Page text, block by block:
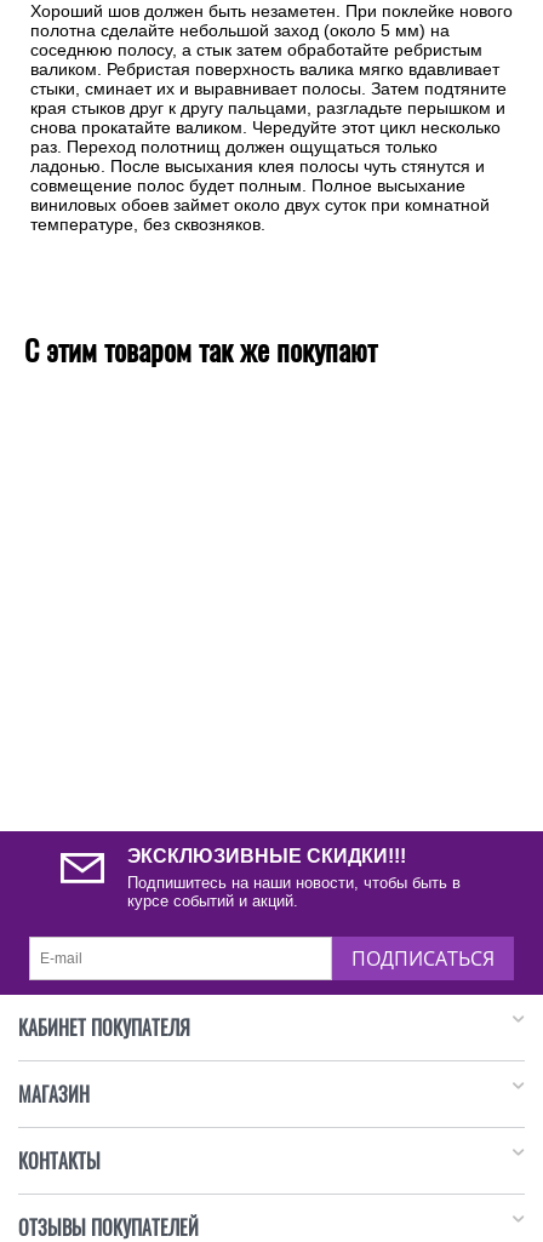
Хороший шов должен быть незаметен. При поклейке нового
полотна сделайте небольшой заход (около 5 мм) на
соседнюю полосу, а стык затем обработайте ребристым
валиком. Ребристая поверхность валика мягко вдавливает
стыки, сминает их и выравнивает полосы. Затем подтяните
края стыков друг к другу пальцами, разгладьте перышком и
снова прокатайте валиком. Чередуйте этот цикл несколько
раз. Переход полотнищ должен ощущаться только
ладонью. После высыхания клея полосы чуть стянутся и
совмещение полос будет полным. Полное высыхание
виниловых обоев займет около двух суток при комнатной
температуре, без сквозняков.
С этим товаром так же покупают
ЭКСКЛЮЗИВНЫЕ СКИДКИ!!!
Подпишитесь на наши новости, чтобы быть в
курсе событий и акций.
ПОДПИСАТЬСЯ
КАБИНЕТ ПОКУПАТЕЛЯ
МАГАЗИН
КОНТАКТЫ
ОТЗЫВЫ ПОКУПАТЕЛЕЙ